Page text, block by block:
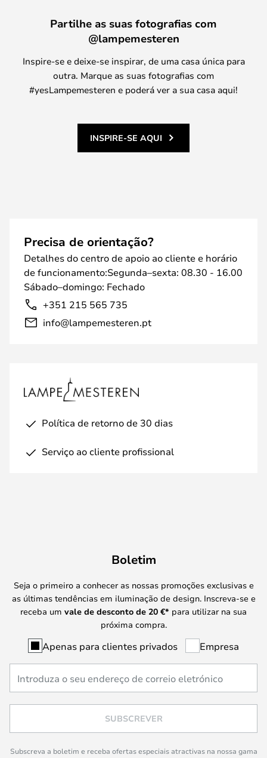
Partilhe as suas fotografias com
@lampemesteren
Inspire-se e deixe-se inspirar, de uma casa única para
outra. Marque as suas fotografias com
#yesLampemesteren e poderá ver a sua casa aqui!
INSPIRE-SE AQUI
Precisa de orientação?
Detalhes do centro de apoio ao cliente e horário
de funcionamento:Segunda–sexta: 08.30 - 16.00
Sábado–domingo: Fechado
+351 215 565 735
info@lampemesteren.pt
Política de retorno de 30 dias
Serviço ao cliente profissional
Boletim
Seja o primeiro a conhecer as nossas promoções exclusivas e
as últimas tendências em iluminação de design. Inscreva-se e
receba um vale de desconto de 20 €* para utilizar na sua
próxima compra.
Apenas para clientes privados Empresa
SUBSCREVER
Subscreva a boletim e receba ofertas especiais atractivas na nossa gama